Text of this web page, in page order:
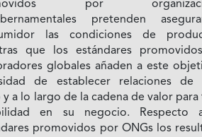
por
pretenden
las condiciones de
que los estándares
globales añaden a este
de establecer relaciones de
y a lo largo de la cadena de valor para
en su negocio. Respecto
promovidos por ONGs los